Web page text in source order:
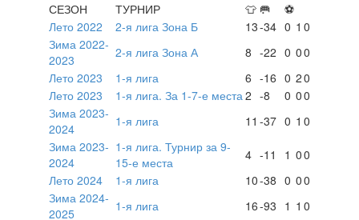
СЕЗОН
ТУРНИР 👕 🥅
⚽
Лето 2022
2-я лига Зона Б 13-34 0 1 0
Зима 2022-
2023
2-я лига Зона А 8 -22 0 00
Лето 2023
1-я лига 6 -16 0 20
Лето 2023
1-я лига. За 1-7-е места2 -8 0 00
Зима 2023-
2024
1-я лига 11 -37 0 1 0
Зима 2023-
2024
1-я лига. Турнир за 9-
15-е места
4 -11 1 00
Лето 2024
1-я лига 10-38 0 00
Зима 2024-
2025
1-я лига 16-93 1 1 0